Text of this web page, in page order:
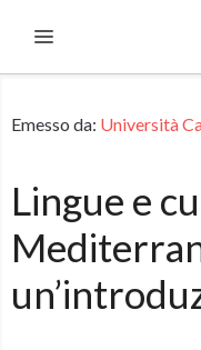
Espandi
Emesso da: Università
Lingue e